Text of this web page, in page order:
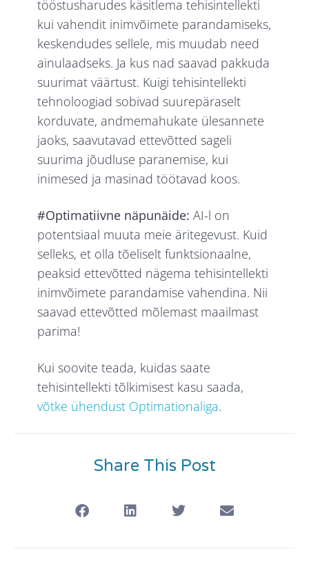
tööstusharudes käsitlema tehisintellekti
kui vahendit inimvõimete parandamiseks,
keskendudes sellele, mis muudab need
ainulaadseks. Ja kus nad saavad pakkuda
suurimat väärtust. Kuigi tehisintellekti
tehnoloogiad sobivad suurepäraselt
korduvate, andmemahukate ülesannete
jaoks, saavutavad ettevõtted sageli
suurima jõudluse paranemise, kui
inimesed ja masinad töötavad koos.
#Optimatiivne näpunäide:AI-l on
potentsiaal muuta meie äritegevust. Kuid
selleks, et olla tõeliselt funktsionaalne,
peaksid ettevõtted nägema tehisintellekti
inimvõimete parandamise vahendina. Nii
saavad ettevõtted mõlemast maailmast
parima!
Kui soovite teada, kuidas saate
tehisintellekti tõlkimisest kasu saada,
võtke ühendust Optimationaliga.
Share This Post